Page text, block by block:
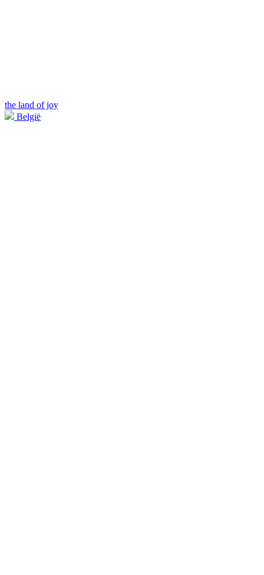
the land of joy
België